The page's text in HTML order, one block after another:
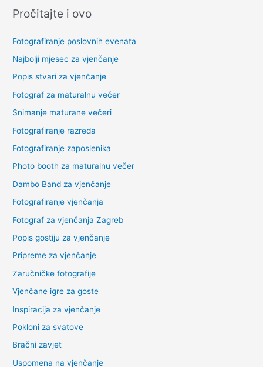
Pročitajte i ovo
Fotografiranje poslovnih evenata
Najbolji mjesec za vjenčanje
Popis stvari za vjenčanje
Fotograf za maturalnu večer
Snimanje maturane večeri
Fotografiranje razreda
Fotografiranje zaposlenika
Photo booth za maturalnu večer
Dambo Band za vjenčanje
Fotografiranje vjenčanja
Fotograf za vjenčanja Zagreb
Popis gostiju za vjenčanje
Pripreme za vjenčanje
Zaručničke fotografije
Vjenčane igre za goste
Inspiracija za vjenčanje
Pokloni za svatove
Bračni zavjet
Uspomena na vjenčanje